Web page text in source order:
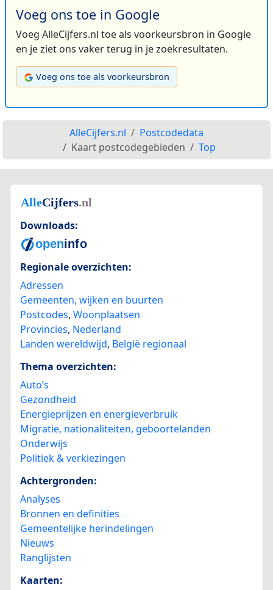
Voeg ons toe in Google
Voeg AlleCijfers.nl toe als voorkeursbron in Google
en je ziet ons vaker terug in je zoekresultaten.
Voeg ons toe als voorkeursbron
AlleCijfers.nl
Postcodedata
Kaart postcodegebieden
Top
Downloads:
Regionale overzichten:
Adressen
Gemeenten, wijken en buurten
Postcodes, Woonplaatsen
Provincies, Nederland
Landen wereldwijd, België regionaal
Thema overzichten:
Auto’s
Gezondheid
Energieprijzen en energieverbruik
Migratie, nationaliteiten, geboortelanden
Onderwijs
Politiek & verkiezingen
Achtergronden:
Analyses
Bronnen en definities
Gemeentelijke herindelingen
Nieuws
Ranglijsten
Kaarten: